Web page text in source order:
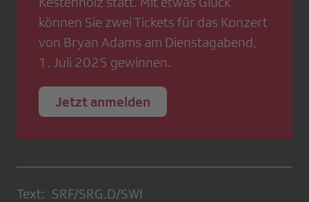
können Sie zwei Tickets für das Konzert
von Bryan Adams am Dienstagabend,
1. Juli 2025 gewinnen.
Jetzt anmelden
Text: SRF/SRG.D/SWI